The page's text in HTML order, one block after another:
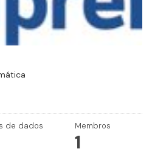
de dados Membros
1